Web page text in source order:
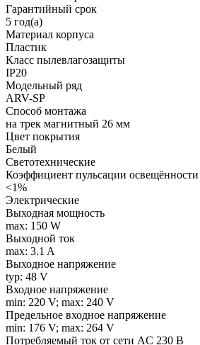
Гарантийный срок
5 год(а)
Материал корпуса
Пластик
Класс пылевлагозащиты
IP20
Модельный ряд
ARV-SP
Способ монтажа
на трек магнитный 26 мм
Цвет покрытия
Белый
Светотехнические
Коэффициент пульсации освещённости
<1%
Электрические
Выходная мощность
max: 150 W
Выходной ток
max: 3.1 A
Выходное напряжение
typ: 48 V
Входное напряжение
min: 220 V; max: 240 V
Предельное входное напряжение
min: 176 V; max: 264 V
Потребляемый ток от сети AC 230 В